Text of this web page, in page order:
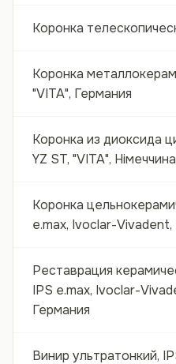
Коронка
Коронка
"VITA", Германия
Коронка из диоксида
YZ ST, "VITA", Німеччина
Коронка
e.max, Ivoclar-Vivadent,
Реставрация
IPS e.max, Ivoclar-
Германия
Винир ультратонкий,